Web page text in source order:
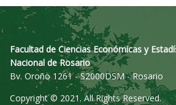
Facultad de Ciencias Económicas y
Nacional de Rosario
Bv. Oroño 1261 - S2000DSM - Rosario
Copyright © 2021. All Rights Reserved.